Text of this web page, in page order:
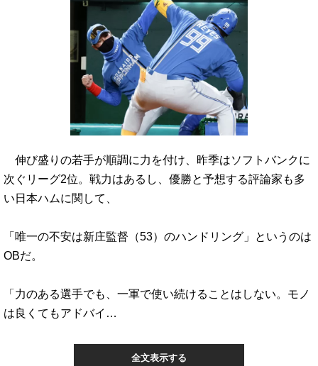
伸び盛りの若手が順調に力を付け、昨季はソフトバンクに
次ぐリーグ2位。戦力はあるし、優勝と予想する評論家も多
い日本ハムに関して、
「唯一の不安は新庄監督（53）のハンドリング」というのは
OBだ。
「力のある選手でも、一軍で使い続けることはしない。モノ
は良くてもアドバイ…
全文表示する